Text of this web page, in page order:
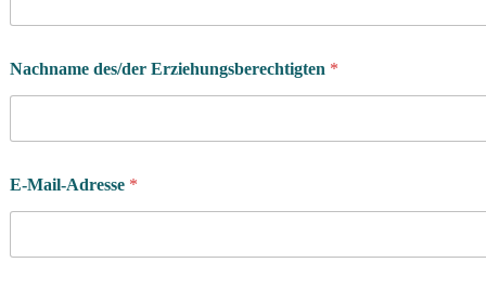
Nachname des/der Erziehungsberechtigten *
E-Mail-Adresse *